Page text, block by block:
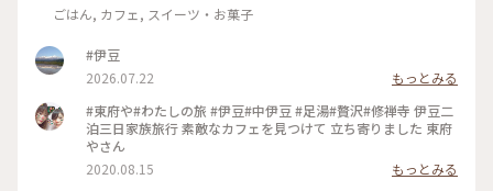
ごはん, カフェ, スイーツ・お菓子
#伊豆
2026.07.22
もっとみる
#東府や#わたしの旅 #伊豆#中伊豆 #足湯#贅沢#修禅寺 伊豆二
泊三日家族旅行 素敵なカフェを見つけて 立ち寄りました 東府
やさん
2020.08.15
もっとみる